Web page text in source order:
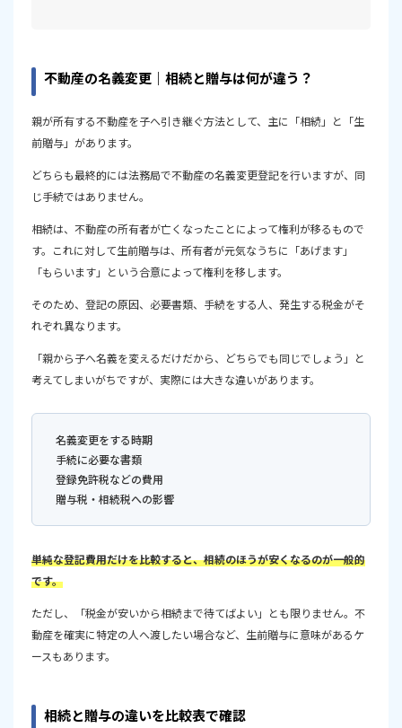
登録免許税は相続のほうが安い
贈与税には特例があるが、使えば必ず得になるわけでは
相続税と贈与税は評価方法も異なる
生前贈与には将来の相続トラブルを減らせる可能性があ
る
生前贈与が向いているケース
る
不動産の名義変更｜相続と贈与は何が違う？
親が所有する不動産を子へ引き継ぐ方法として、主に「相続」と「生
前贈与」があります。
どちらも最終的には法務局で不動産の名義変更登記を行いますが、同
じ手続ではありません。
相続は、不動産の所有者が亡くなったことによって権利が移るもので
す。これに対して生前贈与は、所有者が元気なうちに「あげます」
「もらいます」という合意によって権利を移します。
そのため、登記の原因、必要書類、手続をする人、発生する税金がそ
れぞれ異なります。
「親から子へ名義を変えるだけだから、どちらでも同じでしょう」と
考えてしまいがちですが、実際には大きな違いがあります。
名義変更をする時期
手続に必要な書類
登録免許税などの費用
贈与税・相続税への影響
単純な登記費用だけを比較すると、相続のほうが安くなるのが一般的
です。
ただし、「税金が安いから相続まで待てばよい」とも限りません。不
動産を確実に特定の人へ渡したい場合など、生前贈与に意味があるケ
ースもあります。
相続と贈与の違いを比較表で確認